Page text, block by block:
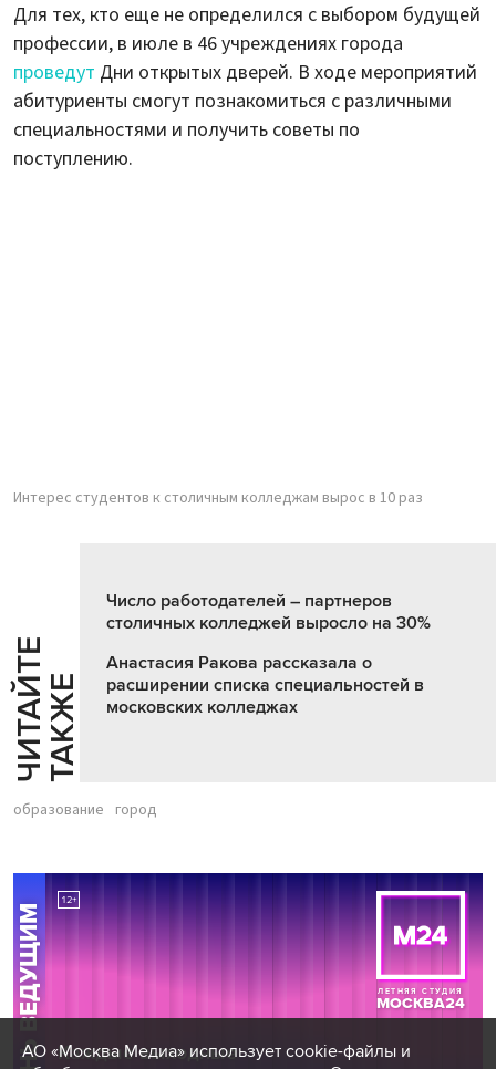
Для тех, кто еще не определился с выбором будущей
профессии, в июле в 46 учреждениях города
проведут Дни открытых дверей. В ходе мероприятий
абитуриенты смогут познакомиться с различными
специальностями и получить советы по
поступлению.
Интерес студентов к столичным колледжам вырос в 10 раз
Ч
И
Т
АЙ
Т
Е
Т
А
К
ЖЕ
Число работодателей – партнеров
столичных колледжей выросло на 30%
Анастасия Ракова рассказала о
расширении списка специальностей в
московских колледжах
образование город
АО «Москва Медиа» использует cookie-файлы и